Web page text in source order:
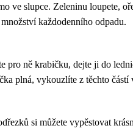
ve slupce. Zeleninu loupete,
každodenního odpadu.
ně krabičku, dejte ji do
plná, vykouzlíte z těchto
si můžete vypěstovat